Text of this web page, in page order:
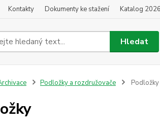
Kontakty Dokumenty ke stažení Katalog 2026
Hledat
Podložky a rozdružovače Podložky